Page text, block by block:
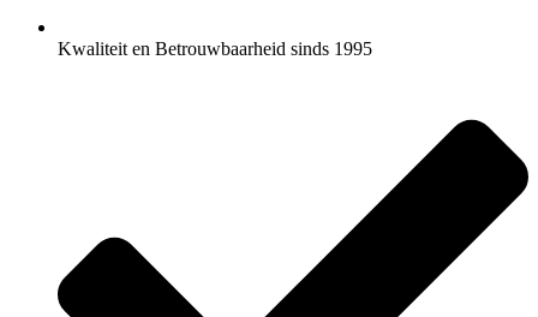
Kwaliteit en Betrouwbaarheid sinds 1995